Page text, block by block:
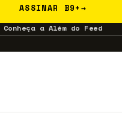
ASSINAR B9+ →
Conheça a Além do Feed